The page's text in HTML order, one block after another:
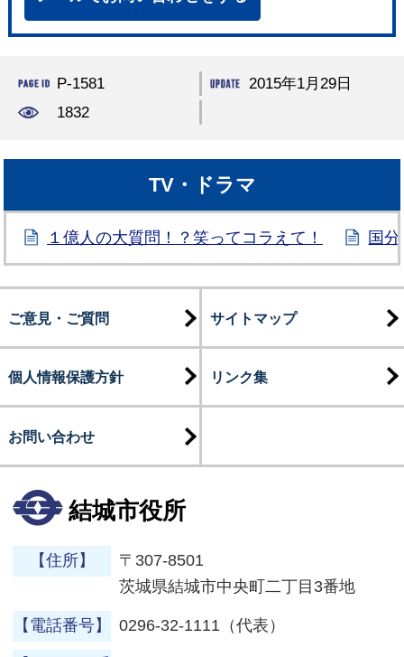
P-1581
2015年1月29日
1832
TV・ドラマ
１億人の大質問！？笑ってコラえて！ 国
ご意見・ご質問 サイトマップ
個人情報保護方針 リンク集
お問い合わせ
結城市役所
【住所】
〒307-8501
茨城県結城市中央町二丁目3番地
【電話番号】 0296-32-1111（代表）